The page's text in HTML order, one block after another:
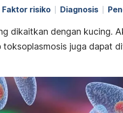
Faktor risiko Diagnosis
dikaitkan dengan kucing.
juga dapat